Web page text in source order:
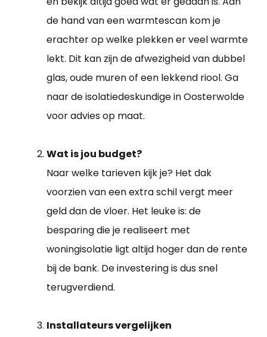
de hand van een warmtescan kom je
erachter op welke plekken er veel warmte
lekt. Dit kan zijn de afwezigheid van dubbel
glas, oude muren of een lekkend riool. Ga
naar de isolatiedeskundige in Oosterwolde
voor advies op maat.
Wat is jou budget?
Naar welke tarieven kijk je? Het dak
voorzien van een extra schil vergt meer
geld dan de vloer. Het leuke is: de
besparing die je realiseert met
woningisolatie ligt altijd hoger dan de rente
bij de bank. De investering is dus snel
terugverdiend.
Installateurs vergelijken